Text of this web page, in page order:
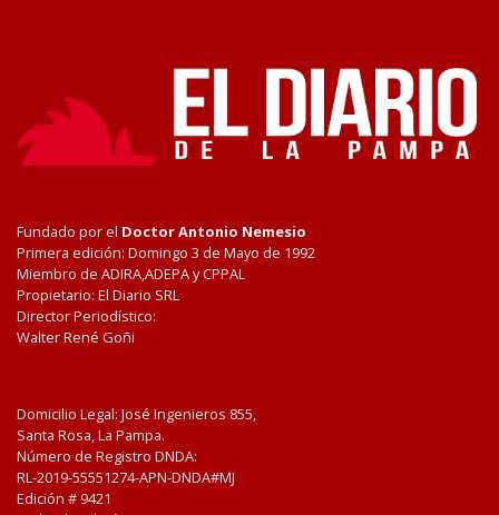
Fundado por el Doctor Antonio Nemesio
Primera edición: Domingo 3 de Mayo de 1992
Miembro de ADIRA,ADEPA y CPPAL
Propietario: El Diario SRL
Director Periodístico:
Walter René Goñi
Domicilio Legal: José Ingenieros 855,
Santa Rosa, La Pampa.
Número de Registro DNDA:
RL-2019-55551274-APN-DNDA#MJ
Edición # 9421